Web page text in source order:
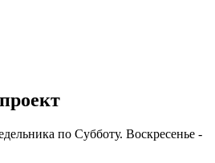
по Субботу. Воскресенье -